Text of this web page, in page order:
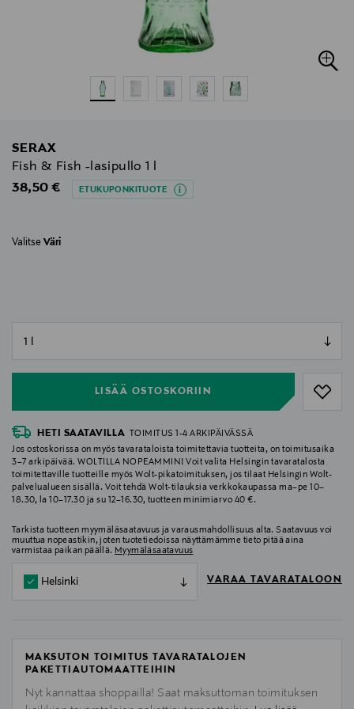
SERAX
Fish & Fish -lasipullo 1 l
Original Price
38,50 € ETUKUPONKITUOTE
Valitse Väri
LISÄÄ OSTOSKORIIN
HETI SAATAVILLA
TOIMITUS 1-4 ARKIPÄIVÄSSÄ
Jos ostoskorissa on myös tavarataloista toimitettavia tuotteita, on toimitusaika
3–7 arkipäivää. WOLTILLA NOPEAMMIN! Voit valita Helsingin tavaratalosta
toimitettaville tuotteille myös Wolt-pikatoimituksen, jos tilaat Helsingin Wolt-
palvelualueen sisällä. Voit tehdä Wolt-tilauksia verkkokaupassa ma–pe 10–
18.30, la 10–17.30 ja su 12–16.30, tuotteen minimiarvo 40 €.
Tarkista tuotteen myymäläsaatavuus ja varausmahdollisuus alta. Saatavuus voi
muuttua nopeastikin, joten tuotetiedoissa näyttämämme tieto pitää aina
varmistaa paikan päällä. Myymäläsaatavuus
Helsinki VARAA TAVARATALOON
MAKSUTON TOIMITUS TAVARATALOJEN
PAKETTIAUTOMAATTEIHIN
Nyt kannattaa shoppailla! Saat maksuttoman toimituksen